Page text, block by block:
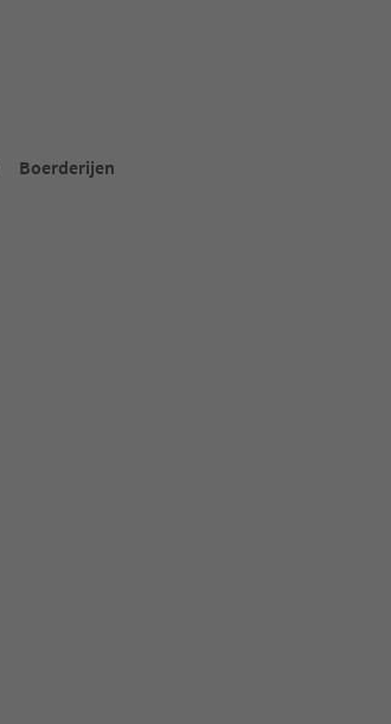
Boerderijen